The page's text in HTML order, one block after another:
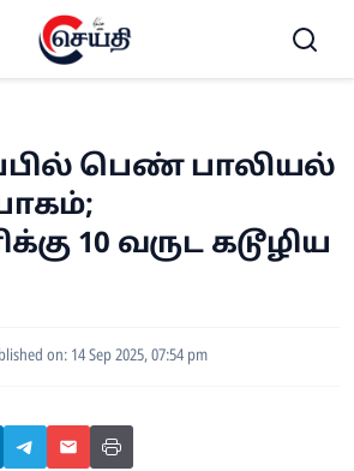
பெண் பாலியல்
10 வருட கடூழிய
on: 14 Sep 2025, 07:54 pm